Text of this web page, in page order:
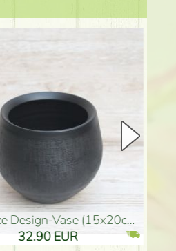
Holzfigur für Schulabgänger (10
3.80 EUR